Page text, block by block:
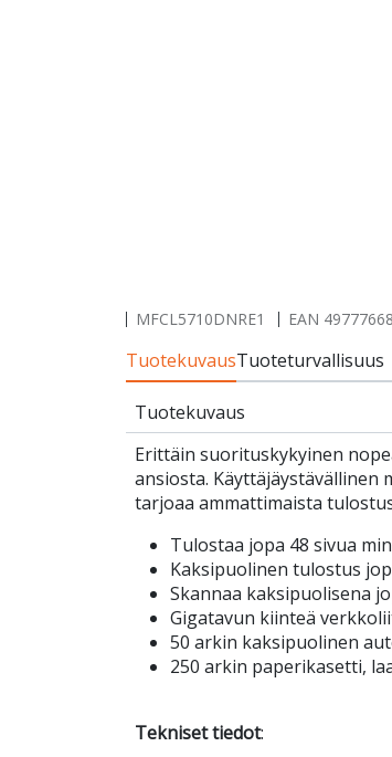
MFCL5710DNRE1 EAN
TuotekuvausTuoteturvallisuus
Tuotekuvaus
Erittäin suorituskykyinen
ansiosta.
tarjoaa ammattimaista
Tulostaa jopa 48 sivua
Kaksipuolinen tulostus
Skannaa kaksipuolisena
Gigatavun kiinteä
50 arkin kaksipuolinen
250 arkin paperikasetti,
Tekniset tiedot: